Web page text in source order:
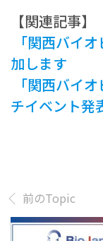
【関連記事】
「関西バイ
加します
「関西バイ
チイベント発
前のTopic